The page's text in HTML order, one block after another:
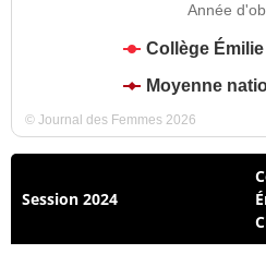
Année
Collège
Moyenne
© Journal des Femmes 2026
Session 2024